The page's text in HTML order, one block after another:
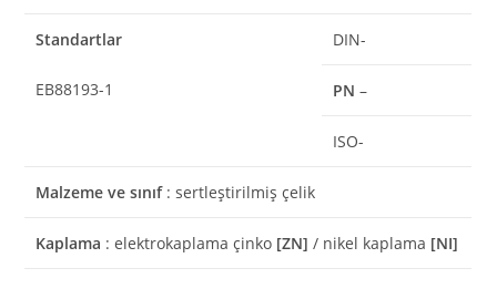
Standartlar
EB88193-1
DIN-
PN –
ISO-
Malzeme ve sınıf: sertleştirilmiş çelik
Kaplama : elektrokaplama çinko [ZN] / nikel kaplama [NI]